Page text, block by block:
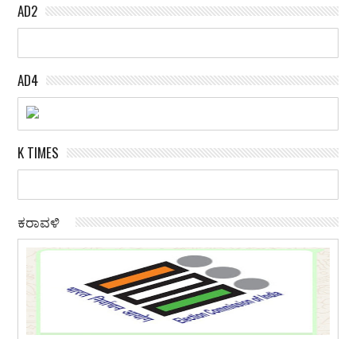
AD2
AD4
K TIMES
ಕರಾವಳಿ